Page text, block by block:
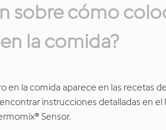
sobre cómo
la comida?
la comida aparece en las recetas
instrucciones detalladas en el
Sensor.